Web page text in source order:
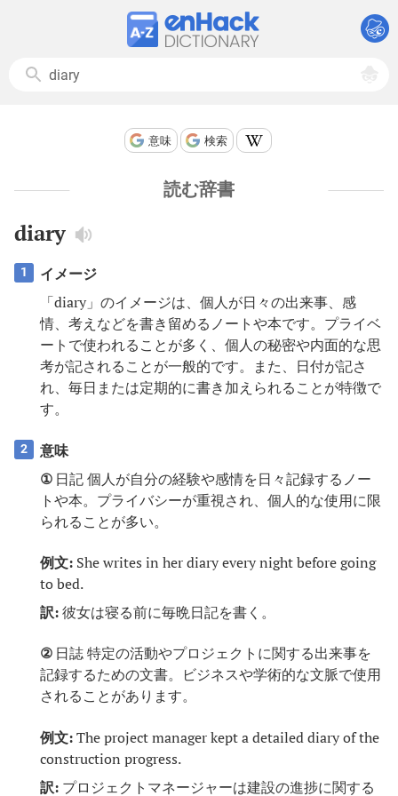
意味 検索
読む辞書
diary
1
イメージ
「diary」のイメージは、個人が日々の出来事、感
情、考えなどを書き留めるノートや本です。プライベ
ートで使われることが多く、個人の秘密や内面的な思
考が記されることが一般的です。また、日付が記さ
れ、毎日または定期的に書き加えられることが特徴で
す。
2
意味
① 日記 個人が自分の経験や感情を日々記録するノー
トや本。プライバシーが重視され、個人的な使用に限
られることが多い。
例文:She writes in her diary every night before going
to bed.
訳:彼女は寝る前に毎晩日記を書く。
② 日誌 特定の活動やプロジェクトに関する出来事を
記録するための文書。ビジネスや学術的な文脈で使用
されることがあります。
例文:The project manager kept a detailed diary of the
construction progress.
訳:プロジェクトマネージャーは建設の進捗に関する